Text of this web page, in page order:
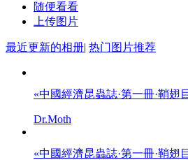
随便看看
上传图片
最近更新的相册| 热门图片推荐
«中國經濟昆蟲誌·第一冊·鞘翅
Dr.Moth
«中國經濟昆蟲誌·第一冊·鞘翅